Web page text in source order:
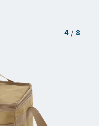
5/ 8